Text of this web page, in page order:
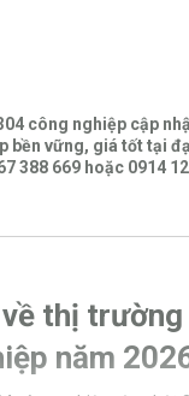
công nghiệp cập
bền vững, giá tốt tại
388 669 hoặc 0914
thị
năm